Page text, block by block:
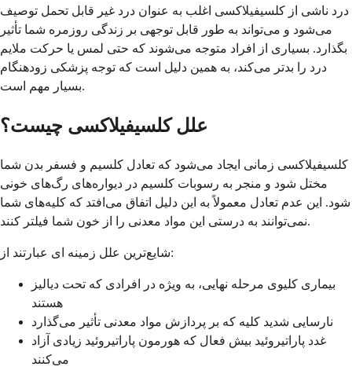
درد ناشی از کلسيفیلاکسی اغلب به عنوان درد غیر قابل تحمل توصیف
می‌شود و می‌تواند به طور قابل توجهی بر زندگی روزمره شما تأثیر
بگذارد. بسیاری از افراد متوجه می‌شوند که حتی لمس یا حرکت ملایم
درد را بدتر می‌کند، به همین دلیل است که توجه پزشکی زودهنگام
بسیار مهم است.
علل کلسيفیلاکسی چیست؟
کلسيفیلاکسی زمانی ایجاد می‌شود که تعادل کلسیم و فسفر بدن شما
مختل شود و منجر به رسوبات کلسیم در دیواره‌های رگ‌های خونی
شود. این عدم تعادل معمولاً به این دلیل اتفاق می‌افتد که کلیه‌های شما
نمی‌توانند به درستی این مواد معدنی را از خون شما فیلتر کنند.
شایع‌ترین علل زمینه ای عبارتند از:
بیماری کلیوی مرحله نهایی، به ویژه در افرادی که تحت دیالیز
هستند
نارسایی شدید کلیه که بر پردازش مواد معدنی تأثیر می‌گذارد
غدد پاراتیروئید بیش فعال که هورمون پاراتیروئید زیادی آزاد
می‌کنند